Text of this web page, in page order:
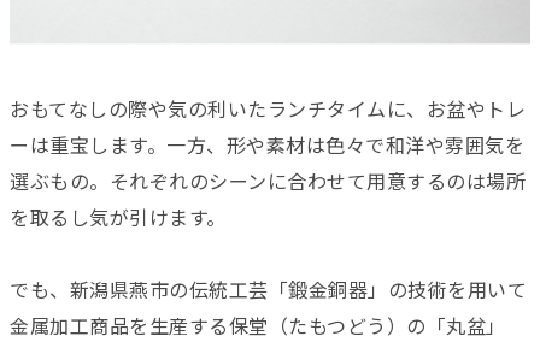
おもてなしの際や気の利いたランチタイムに、お盆やトレ
ーは重宝します。一方、形や素材は色々で和洋や雰囲気を
選ぶもの。それぞれのシーンに合わせて用意するのは場所
を取るし気が引けます。
でも、新潟県燕市の伝統工芸「鍛金銅器」の技術を用いて
金属加工商品を生産する保堂（たもつどう）の「丸盆」